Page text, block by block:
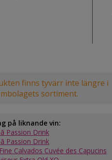
finns tyvärr inte längre i
sortiment.
på liknande vin:
Passion Drink
Passion Drink
Calvados Cuvée des Capucins